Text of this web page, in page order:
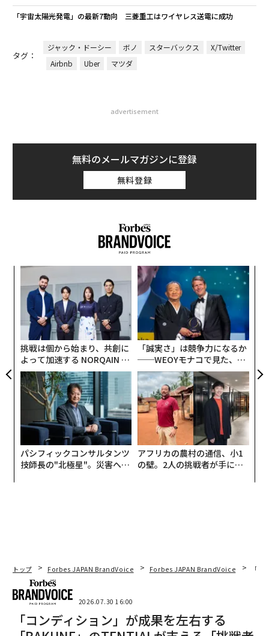
「宇宙太陽光発電」の最新7動向 三菱重工はワイヤレス送電に成功
タグ：
ジャック・ドーシー ボノ スターバックス
X/Twitter
Airbnb
Uber マツダ
advertisement
無料のメールマガジンに登録
無料登録
挑戦は個から始まり、共創に
よって加速する NORQAIN JA
PAN 特別座談会
「誠実さ」は競争力になるか
──WEOYモナコで見た、く
ら寿司の経営哲学
パシフィックコンサルタンツ
技師長の"北極星"。災害への
アフリカの農村の通信、小1
の壁。2人の挑戦者が手にし
トップ Forbes JAPAN BrandVoice Forbes JAPAN BrandVoice 「
2026.07.30 16:00
「コンディション」が成果を左右する